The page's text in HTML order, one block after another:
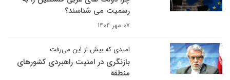
رسمیت می شناسند؟
۰۷ مهر ۱۴۰۴
امیدی که بیش از این می‌رفت
بازنگری در امنیت راهبردی کشورهای
منطقه